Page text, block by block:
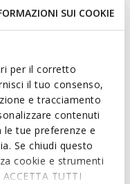
SUI COOKIE
per il corretto
il tuo consenso,
e tracciamento
contenuti
le tue preferenze e
Se chiudi questo
cookie e strumenti
TUTTI